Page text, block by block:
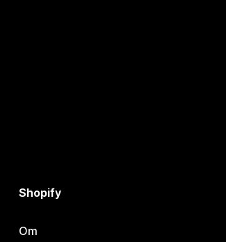
Shopify
Om